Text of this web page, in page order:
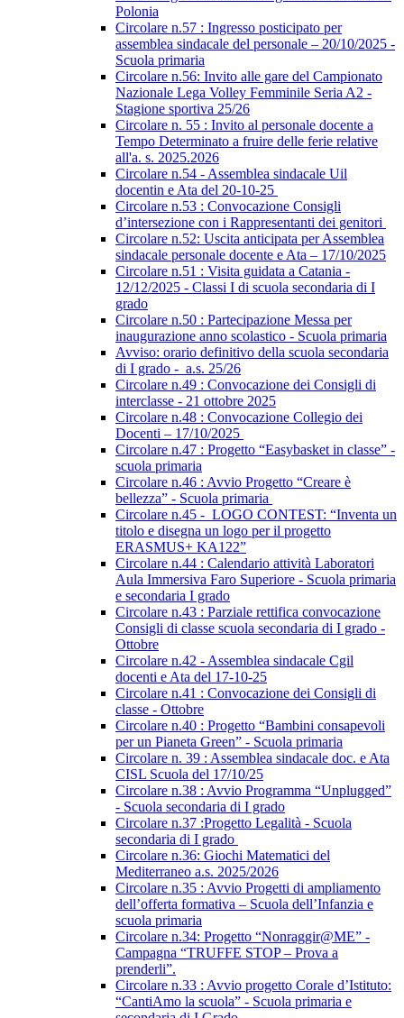
Polonia
Circolare n.57 : Ingresso posticipato per
assemblea sindacale del personale – 20/10/2025 -
Scuola primaria
Circolare n.56: Invito alle gare del Campionato
Nazionale Lega Volley Femminile Seria A2 -
Stagione sportiva 25/26
Circolare n. 55 : Invito al personale docente a
Tempo Determinato a fruire delle ferie relative
all'a. s. 2025.2026
Circolare n.54 - Assemblea sindacale Uil
docentin e Ata del 20-10-25
Circolare n.53 : Convocazione Consigli
d’intersezione con i Rappresentanti dei genitori
Circolare n.52: Uscita anticipata per Assemblea
sindacale personale docente e Ata – 17/10/2025
Circolare n.51 : Visita guidata a Catania -
12/12/2025 - Classi I di scuola secondaria di I
grado
Circolare n.50 : Partecipazione Messa per
inaugurazione anno scolastico - Scuola primaria
Avviso: orario definitivo della scuola secondaria
di I grado - a.s. 25/26
Circolare n.49 : Convocazione dei Consigli di
interclasse - 21 ottobre 2025
Circolare n.48 : Convocazione Collegio dei
Docenti – 17/10/2025
Circolare n.47 : Progetto “Easybasket in classe” -
scuola primaria
Circolare n.46 : Avvio Progetto “Creare è
bellezza” - Scuola primaria
Circolare n.45 - LOGO CONTEST: “Inventa un
titolo e disegna un logo per il progetto
ERASMUS+ KA122”
Circolare n.44 : Calendario attività Laboratori
Aula Immersiva Faro Superiore - Scuola primaria
e secondaria I grado
Circolare n.43 : Parziale rettifica convocazione
Consigli di classe scuola secondaria di I grado -
Ottobre
Circolare n.42 - Assemblea sindacale Cgil
docenti e Ata del 17-10-25
Circolare n.41 : Convocazione dei Consigli di
classe - Ottobre
Circolare n.40 : Progetto “Bambini consapevoli
per un Pianeta Green” - Scuola primaria
Circolare n. 39 : Assemblea sindacale doc. e Ata
CISL Scuola del 17/10/25
Circolare n.38 : Avvio Programma “Unplugged”
- Scuola secondaria di I grado
Circolare n.37 :Progetto Legalità - Scuola
secondaria di I grado
Circolare n.36: Giochi Matematici del
Mediterraneo a.s. 2025/2026
Circolare n.35 : Avvio Progetti di ampliamento
dell’offerta formativa – Scuola dell’Infanzia e
scuola primaria
Circolare n.34: Progetto “Nonraggir@ME” -
Campagna “TRUFFE STOP – Prova a
prenderli”.
Circolare n.33 : Avvio progetto Corale d’Istituto:
“CantiAmo la scuola” - Scuola primaria e